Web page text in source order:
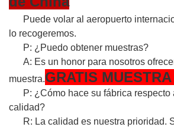
Puede volar al aeropuerto
lo recogeremos.
P: ¿Puedo obtener muestras?
A: Es un honor para nosotros
muestra.GRATIS MUESTRA
P: ¿Cómo hace su fábrica respecto
calidad?
R: La calidad es nuestra prioridad.